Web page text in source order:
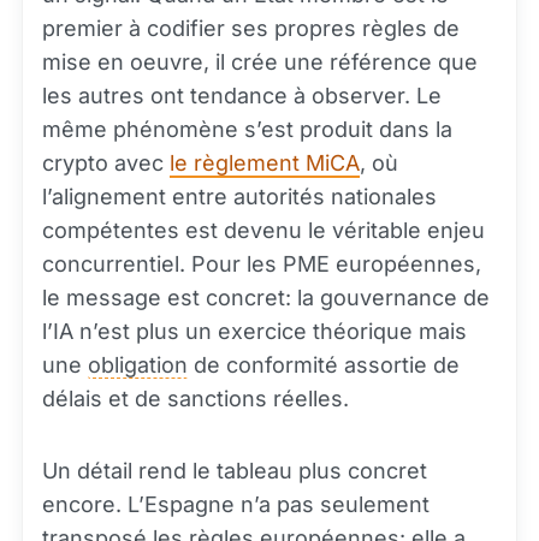
premier à codifier ses propres règles de
mise en oeuvre, il crée une référence que
les autres ont tendance à observer. Le
même phénomène s’est produit dans la
crypto avec le règlement MiCA, où
l’alignement entre autorités nationales
compétentes est devenu le véritable enjeu
concurrentiel. Pour les PME européennes,
le message est concret: la gouvernance de
l’IA n’est plus un exercice théorique mais
une obligation de conformité assortie de
délais et de sanctions réelles.
Un détail rend le tableau plus concret
encore. L’Espagne n’a pas seulement